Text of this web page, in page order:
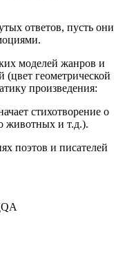
ответов, пусть они
моделей жанров и
(цвет геометрической
произведения:
стихотворение о
животных и т.д.).
поэтов и писателей